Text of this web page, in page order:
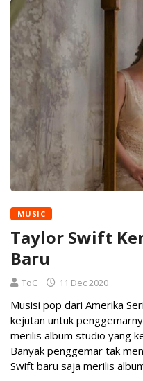
MUSIC
Taylor Swift
Baru
ToC 11 Dec 2020
Musisi pop dari Amerika
kejutan untuk
merilis album studio yang
Banyak penggemar tak
Swift baru saja merilis